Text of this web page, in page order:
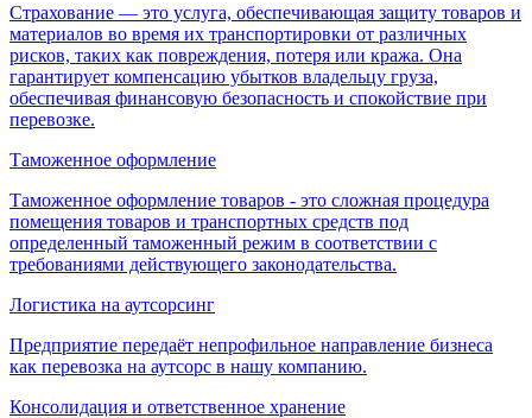
Страхование — это услуга, обеспечивающая защиту товаров и
материалов во время их транспортировки от различных
рисков, таких как повреждения, потеря или кража. Она
гарантирует компенсацию убытков владельцу груза,
обеспечивая финансовую безопасность и спокойствие при
перевозке.
Таможенное оформление
Таможенное оформление товаров - это сложная процедура
помещения товаров и транспортных средств под
определенный таможенный режим в соответствии с
требованиями действующего законодательства.
Логистика на аутсорсинг
Предприятие передаёт непрофильное направление бизнеса
как перевозка на аутсорс в нашу компанию.
Консолидация и ответственное хранение